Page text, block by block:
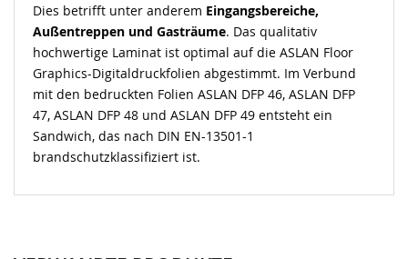
Dies betrifft unter anderem Eingangsbereiche,
Außentreppen und Gasträume. Das qualitativ
hochwertige Laminat ist optimal auf die ASLAN Floor
Graphics-Digitaldruckfolien abgestimmt. Im Verbund
mit den bedruckten Folien ASLAN DFP 46, ASLAN DFP
47, ASLAN DFP 48 und ASLAN DFP 49 entsteht ein
Sandwich, das nach DIN EN-13501-1
brandschutzklassifiziert ist.